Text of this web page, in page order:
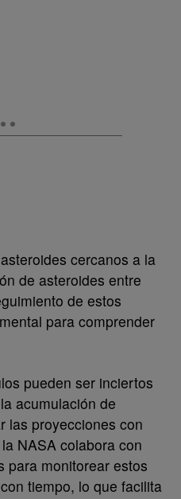
cercanos a la
de asteroides entre
de estos
para comprender
pueden ser inciertos
acumulación de
las proyecciones con
NASA colabora con
para monitorear estos
tiempo, lo que facilita